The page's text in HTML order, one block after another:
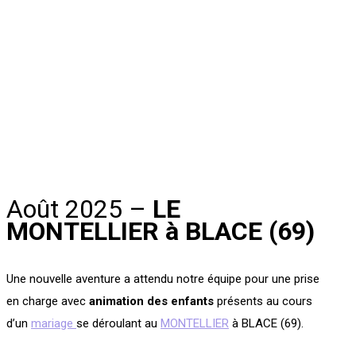
Août 2025 – LE
MONTELLIER à BLACE (69)
Une nouvelle aventure a attendu notre équipe pour une prise
en charge avec animation des enfants présents au cours
d’un mariage se déroulant au MONTELLIER à BLACE (69).